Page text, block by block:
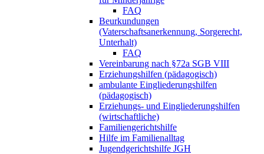
FAQ
Beurkundungen
(Vaterschaftsanerkennung, Sorgerecht,
Unterhalt)
FAQ
Vereinbarung nach §72a SGB VIII
Erziehungshilfen (pädagogisch)
ambulante Eingliederungshilfen
(pädagogisch)
Erziehungs- und Eingliederungshilfen
(wirtschaftliche)
Familiengerichtshilfe
Hilfe im Familienalltag
Jugendgerichtshilfe JGH